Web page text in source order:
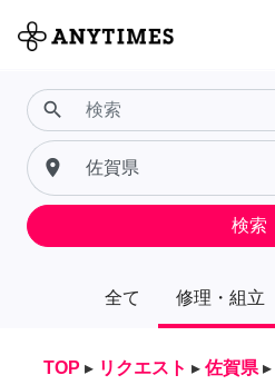
全て 修理・組立
search
place
検索
TOP ▸ リクエスト ▸ 佐賀県 ▸